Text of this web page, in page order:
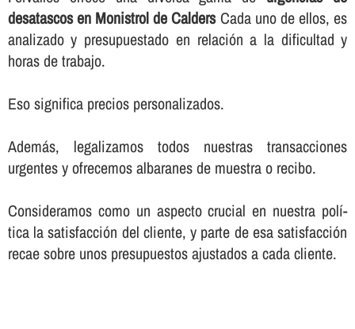
desatascos en Monistrol de CaldersCada uno de ellos, es
analizado y presupuestado en relación a la dificultad y
horas de trabajo.
Eso significa precios personalizados.
Además, legalizamos todos nuestras transacciones
urgentes y ofrecemos albaranes de muestra o recibo.
Consideramos como un aspecto crucial en nuestra polí­
tica la satisfacción del cliente, y parte de esa satisfacción
recae sobre unos presupuestos ajustados a cada cliente.